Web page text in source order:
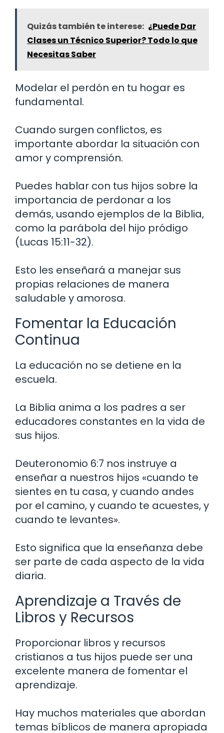
Quizás también te interese: ¿Puede Dar
Clases un Técnico Superior? Todo lo que
Necesitas Saber
Modelar el perdón en tu hogar es
fundamental.
Cuando surgen conflictos, es
importante abordar la situación con
amor y comprensión.
Puedes hablar con tus hijos sobre la
importancia de perdonar a los
demás, usando ejemplos de la Biblia,
como la parábola del hijo pródigo
(Lucas 15:11-32).
Esto les enseñará a manejar sus
propias relaciones de manera
saludable y amorosa.
Fomentar la Educación
Continua
La educación no se detiene en la
escuela.
La Biblia anima a los padres a ser
educadores constantes en la vida de
sus hijos.
Deuteronomio 6:7 nos instruye a
enseñar a nuestros hijos «cuando te
sientes en tu casa, y cuando andes
por el camino, y cuando te acuestes, y
cuando te levantes».
Esto significa que la enseñanza debe
ser parte de cada aspecto de la vida
diaria.
Aprendizaje a Través de
Libros y Recursos
Proporcionar libros y recursos
cristianos a tus hijos puede ser una
excelente manera de fomentar el
aprendizaje.
Hay muchos materiales que abordan
temas bíblicos de manera apropiada